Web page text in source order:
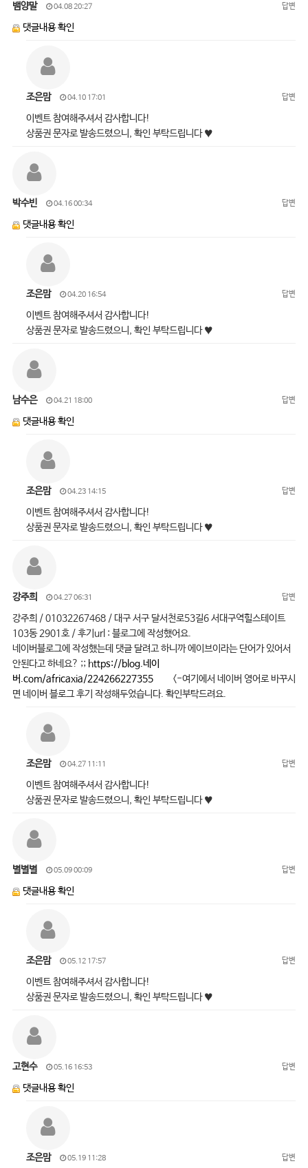
뱀양말 04.08 20:27 답변
댓글내용 확인
조은맘 04.10 17:01 답변
이벤트 참여해주셔서 감사합니다!
상품권 문자로 발송드렸으니, 확인 부탁드립니다 ♥
박수빈 04.16 00:34 답변
댓글내용 확인
조은맘 04.20 16:54 답변
이벤트 참여해주셔서 감사합니다!
상품권 문자로 발송드렸으니, 확인 부탁드립니다 ♥
남수은 04.21 18:00 답변
댓글내용 확인
조은맘 04.23 14:15 답변
이벤트 참여해주셔서 감사합니다!
상품권 문자로 발송드렸으니, 확인 부탁드립니다 ♥
강주희 04.27 06:31 답변
강주희 / 01032267468 / 대구 서구 달서천로53길6 서대구역힐스테이트
103동 2901호 / 후기url : 블로그에 작성했어요.
네이버블로그에 작성했는데 댓글 달려고 하니까 에이브이라는 단어가 있어서
안된다고 하네요? ;; https://blog.네이
버.com/africaxia/224266227355<-여기에서 네이버 영어로 바꾸시
면 네이버 블로그 후기 작성해두었습니다. 확인부탁드려요.
조은맘 04.27 11:11 답변
이벤트 참여해주셔서 감사합니다!
상품권 문자로 발송드렸으니, 확인 부탁드립니다 ♥
별별별 05.09 00:09 답변
댓글내용 확인
조은맘 05.12 17:57 답변
이벤트 참여해주셔서 감사합니다!
상품권 문자로 발송드렸으니, 확인 부탁드립니다 ♥
고현수 05.16 16:53 답변
댓글내용 확인
조은맘 05.19 11:28 답변